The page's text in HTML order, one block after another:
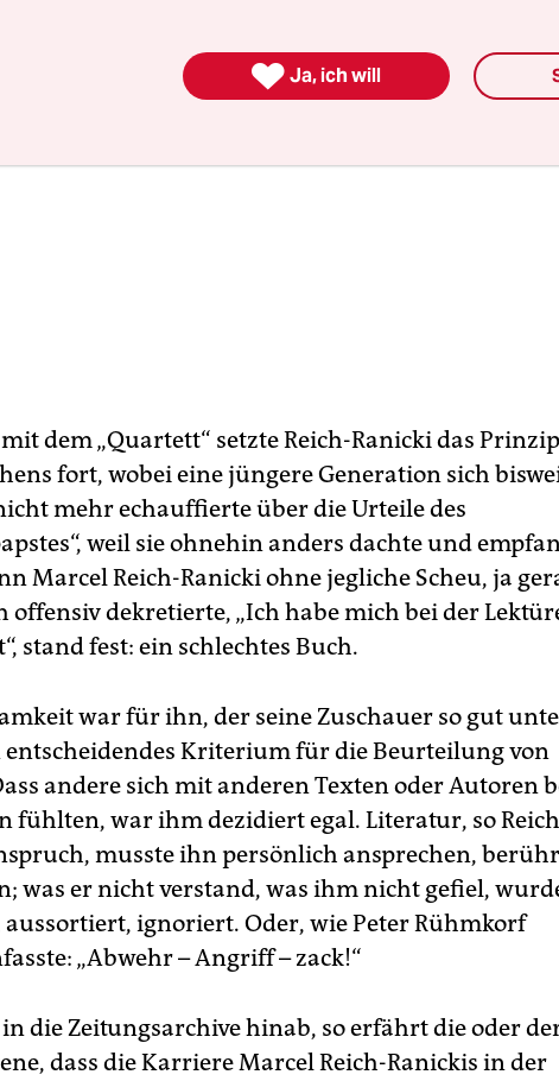
dem „Quartett“ setzte Reich-Ranicki das
fort, wobei eine jüngere Generation sich
mehr echauffierte über die Urteile des
weil sie ohnehin anders dachte und
Marcel Reich-Ranicki ohne jegliche Scheu, ja
offensiv dekretierte, „Ich habe mich bei der
stand fest: ein schlechtes Buch.
war für ihn, der seine Zuschauer so gut
entscheidendes Kriterium für die Beurteilung von
andere sich mit anderen Texten oder Autoren
fühlten, war ihm dezidiert egal. Literatur, so
musste ihn persönlich ansprechen,
was er nicht verstand, was ihm nicht gefiel,
ignoriert. Oder, wie Peter Rühmkorf
„Abwehr – Angriff – zack!“
die Zeitungsarchive hinab, so erfährt die oder
dass die Karriere Marcel Reich-Ranickis in der
 Ja, ich will